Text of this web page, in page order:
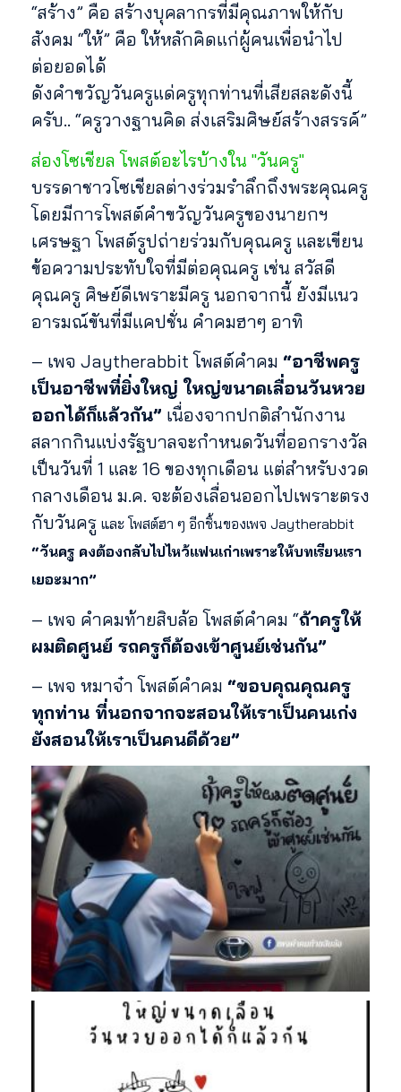
“สร้าง” คือ สร้างบุคลากรที่มีคุณภาพให้กับ
สังคม “ให้” คือ ให้หลักคิดแก่ผู้คนเพื่อนำไป
ต่อยอดได้
ดังคำขวัญวันครูแด่ครูทุกท่านที่เสียสละดังนี้
ครับ.. “ครูวางฐานคิด ส่งเสริมศิษย์สร้างสรรค์”
ส่องโซเชียล โพสต์อะไรบ้างใน "วันครู"
บรรดาชาวโซเชียลต่างร่วมรำลึกถึงพระคุณครู
โดยมีการโพสต์คำขวัญวันครูของนายกฯ
เศรษฐา โพสต์รูปถ่ายร่วมกับคุณครู และเขียน
ข้อความประทับใจที่มีต่อคุณครู เช่น สวัสดี
คุณครู ศิษย์ดีเพราะมีครู นอกจากนี้ ยังมีแนว
อารมณ์ขันที่มีแคปชั่น คำคมฮาๆ อาทิ
– เพจ Jaytherabbit โพสต์คำคม “อาชีพครู
เป็นอาชีพที่ยิ่งใหญ่ ใหญ่ขนาดเลื่อนวันหวย
ออกได้ก็แล้วกัน” เนื่องจากปกติสำนักงาน
สลากกินแบ่งรัฐบาลจะกำหนดวันที่ออกรางวัล
เป็นวันที่ 1 และ 16 ของทุกเดือน แต่สำหรับงวด
กลางเดือน ม.ค. จะต้องเลื่อนออกไปเพราะตรง
กับวันครู และ โพสต์ฮา ๆ อีกชิ้นของเพจ Jaytherabbit
“วันครู คงต้องกลับไปไหว้แฟนเก่าเพราะให้บทเรียนเรา
เยอะมาก”
– เพจ คำคมท้ายสิบล้อ โพสต์คำคม “ถ้าครูให้
ผมติดศูนย์ รถครูก็ต้องเข้าศูนย์เช่นกัน”
– เพจ หมาจ๋า โพสต์คำคม “ขอบคุณคุณครู
ทุกท่าน ที่นอกจากจะสอนให้เราเป็นคนเก่ง
ยังสอนให้เราเป็นคนดีด้วย”